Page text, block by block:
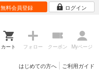
無料会員登録 ログイン
カート フォロー クーポン Myページ
ご利用ガイド
はじめての方へ